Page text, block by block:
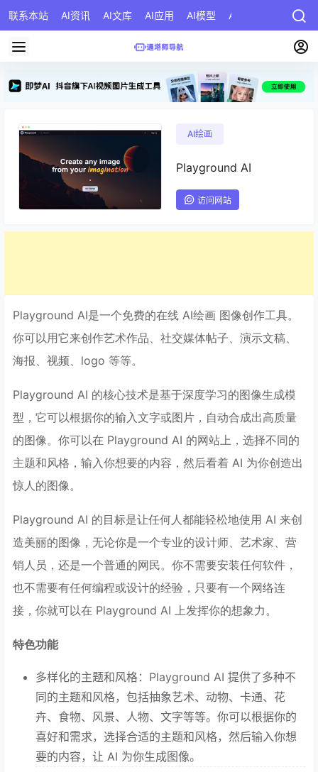
联系本站 AI资讯 AI文库 AI应用 AI模型 AI公司 AI提示词
AI绘画
Playground AI
访问网站
Playground AI是一个免费的在线 AI绘画 图像创作工具。
你可以用它来创作艺术作品、社交媒体帖子、演示文稿、
海报、视频、logo 等等。
Playground AI 的核心技术是基于深度学习的图像生成模
型，它可以根据你的输入文字或图片，自动合成出高质量
的图像。你可以在 Playground AI 的网站上，选择不同的
主题和风格，输入你想要的内容，然后看着 AI 为你创造出
惊人的图像。
Playground AI 的目标是让任何人都能轻松地使用 AI 来创
造美丽的图像，无论你是一个专业的设计师、艺术家、营
销人员，还是一个普通的网民。你不需要安装任何软件，
也不需要有任何编程或设计的经验，只要有一个网络连
接，你就可以在 Playground AI 上发挥你的想象力。
特色功能
多样化的主题和风格：Playground AI 提供了多种不
同的主题和风格，包括抽象艺术、动物、卡通、花
卉、食物、风景、人物、文字等等。你可以根据你的
喜好和需求，选择合适的主题和风格，然后输入你想
要的内容，让 AI 为你生成图像。